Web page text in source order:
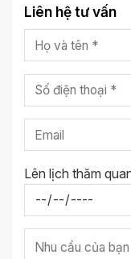
Liên hệ tư vấn
Lên lịch thăm